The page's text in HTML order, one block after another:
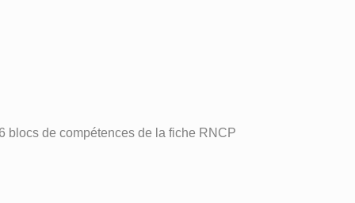
blocs de compétences de la fiche RNCP